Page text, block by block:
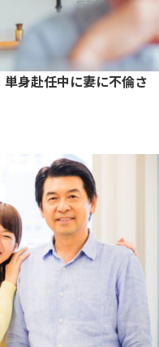
単身赴任中に妻に不倫さ